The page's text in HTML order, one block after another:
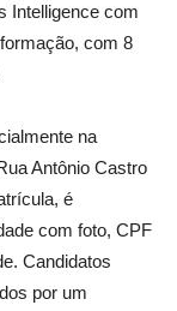
Intelligence com
com 8
na
Antônio Castro
é
com foto, CPF
Candidatos
por um